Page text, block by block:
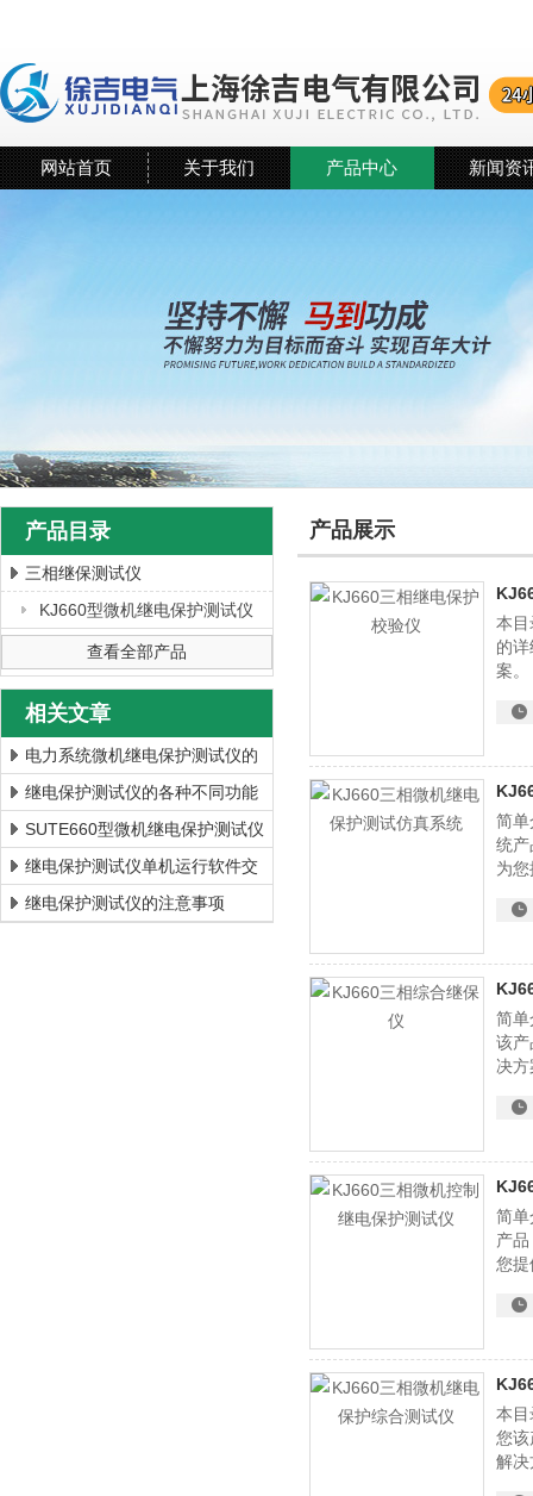
上海徐吉电气有限公司
网站首页 关于我们 产品中心 新闻资
产品目录
三相继保测试仪
KJ660型微机继电保护测试仪
查看全部产品
相关文章
电力系统微机继电保护测试仪的
作用
继电保护测试仪的各种不同功能
SUTE660型微机继电保护测试仪
系统 继电保护测试仪供应商
继电保护测试仪单机运行软件交
流试验操作说明
继电保护测试仪的注意事项
产品展示
本目
的
案。
简单
统产
为
简单
该产
决
简单
产
您提
本目
您该
解决